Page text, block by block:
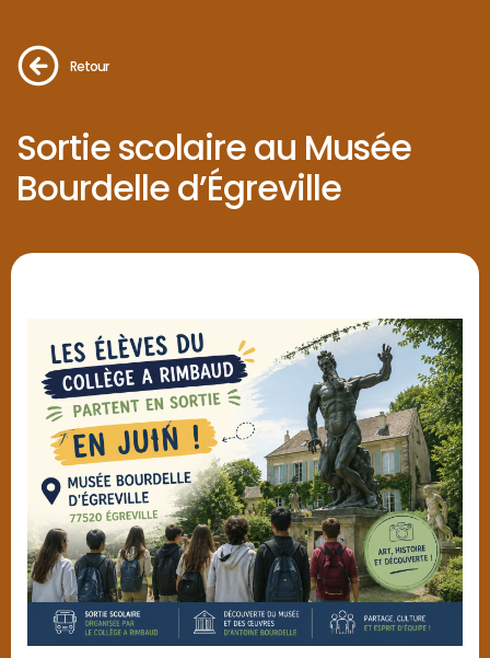
Retour
Sortie scolaire au Musée
Bourdelle d’Égreville